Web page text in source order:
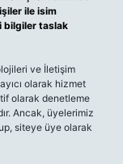
ile isim
bilgiler taslak
ve İletişim
olarak hizmet
olarak denetleme
Ancak, üyelerimiz
siteye üye olarak